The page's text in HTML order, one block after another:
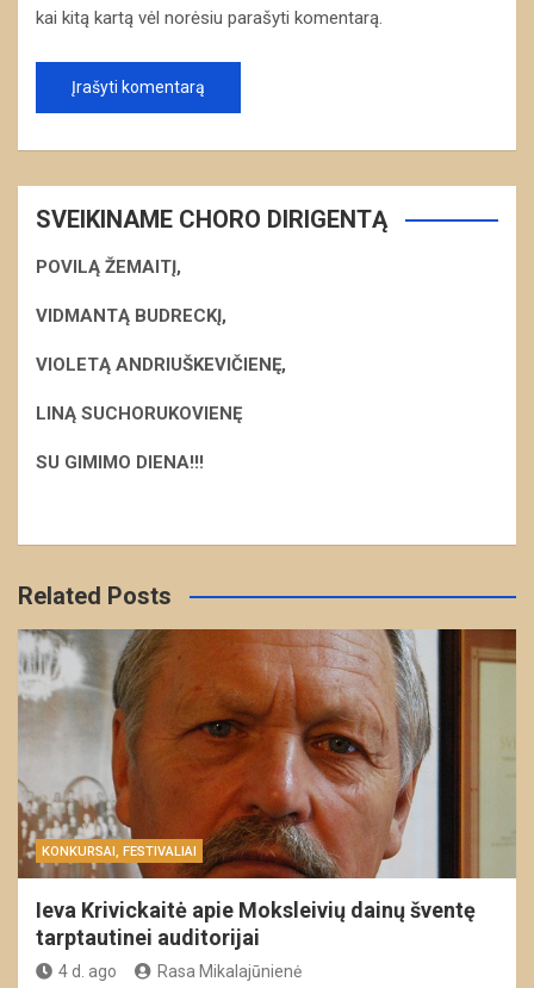
kai kitą kartą vėl norėsiu parašyti komentarą.
SVEIKINAME CHORO DIRIGENTĄ
POVILĄ ŽEMAITĮ,
VIDMANTĄ BUDRECKĮ,
VIOLETĄ ANDRIUŠKEVIČIENĘ,
LINĄ SUCHORUKOVIENĘ
SU GIMIMO DIENA!!!
Related Posts
KONKURSAI, FESTIVALIAI
Ieva Krivickaitė apie Moksleivių dainų šventę
tarptautinei auditorijai
4 d. ago Rasa Mikalajūnienė